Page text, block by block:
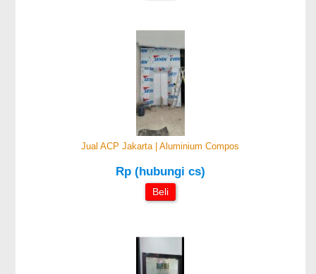
Jual ACP Jakarta | Aluminium Compos
Rp (hubungi cs)
Beli